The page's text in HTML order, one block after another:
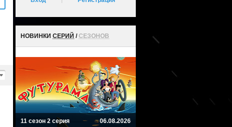
НОВИНКИ СЕРИЙ /СЕЗОНОВ
11 сезон 2 серия 06.08.2026